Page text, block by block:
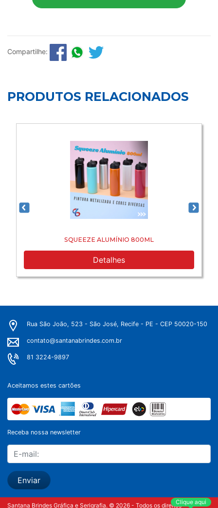
Compartilhe:
PRODUTOS RELACIONADOS
SQUEEZE ALUMÍNIO 800ML
Detalhes
Rua São João, 523 - São José, Recife - PE - CEP 50020-150
contato@santanabrindes.com.br
81 3224-9897
Aceitamos estes cartões
Receba nossa newsletter
Enviar
Santana Brindes Gráfica e Serigrafia. © 2026 - Todos os direitosClique aqui